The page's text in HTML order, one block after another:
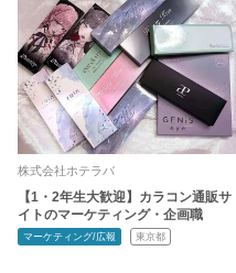
株式会社ホテラバ
【1・2年生大歓迎】カラコン通販サ
イトのマーケティング・企画職
マーケティング/広報 東京都